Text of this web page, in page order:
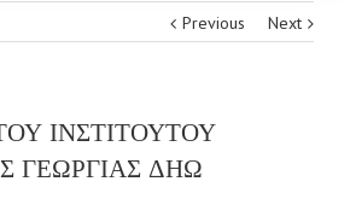
Previous Next
ΙΝΣΤΙΤΟΥΤΟΥ
ΓΕΩΡΓΙΑΣ ΔΗΩ